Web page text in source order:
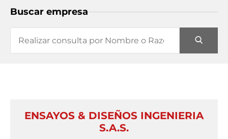
Buscar empresa
ENSAYOS & DISEÑOS INGENIERIA
S.A.S.